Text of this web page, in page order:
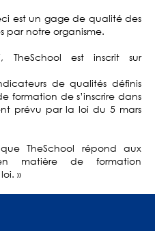
est un gage de qualité des
par notre organisme.
TheSchool est inscrit sur
de qualités définis
formation de s’inscrire dans
prévu par la loi du 5 mars
TheSchool répond aux
matière de formation
»